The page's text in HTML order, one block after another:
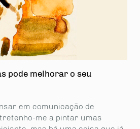
pode melhorar o seu
em comunicação de
me a pintar umas